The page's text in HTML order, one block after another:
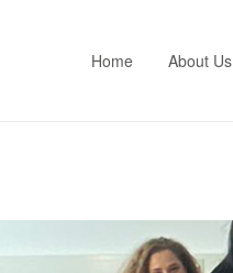
Home About Us